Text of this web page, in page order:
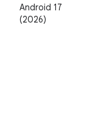
Android 17
(2026)